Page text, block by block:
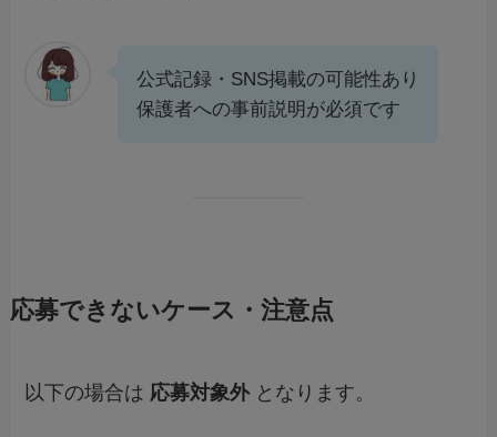
公式記録・SNS掲載の可能性あり
保護者への事前説明が必須です
応募できないケース・注意点
以下の場合は 応募対象外となります。